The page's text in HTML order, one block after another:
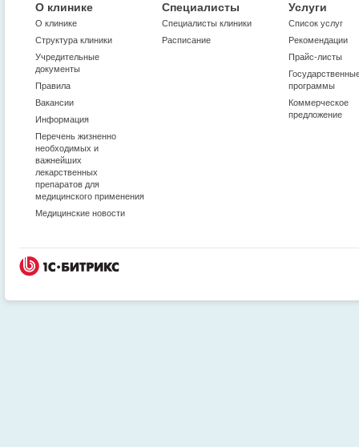
О клинике
О клинике
Структура клиники
Учредительные
документы
Правила
Вакансии
Информация
Перечень жизненно
необходимых и
важнейших
лекарственных
препаратов для
медицинского применения
Медицинские новости
Специалисты
Cпециалисты клиники
Расписание
Услуги
Список услуг
Рекомендации
Прайс-листы
программы
Коммерческое
предложение